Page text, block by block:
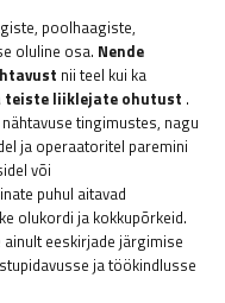
poolhaagiste,
oluline osa. Nende
nii teel kui ka
teiste liiklejate ohutust .
tingimustes, nagu
ja operaatoritel paremini
või
puhul aitavad
olukordi ja kokkupõrkeid.
eeskirjade järgimise
ja töökindlusse